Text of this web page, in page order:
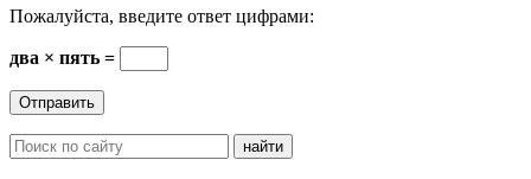
Пожалуйста, введите ответ цифрами:
два × пять =